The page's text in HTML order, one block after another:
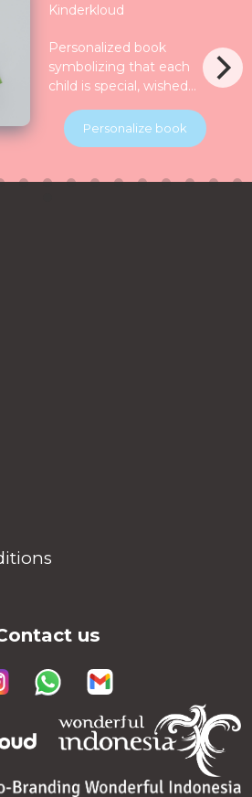
Kinderkloud
Personalized book
symbolizing that each
child is special, wished
for and all the nature
celebrate them together.
introduced to various
Personalize book
us